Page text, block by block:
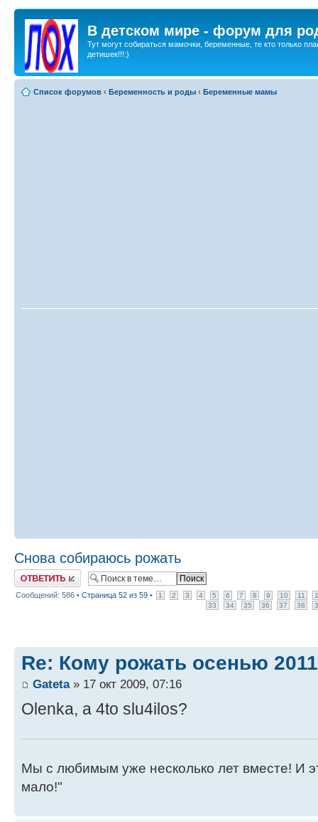
В детском мире - форум для
Тут могут собираться мамочки, беременные, те кто только
детишек!!!:)
Список форумов ‹ Беременность и роды ‹ Беременные мамы
Снова собираюсь рожать
Ответить
Сообщений: 586 • Страница 52 из 59 • 1 2 3 4 5 6 7 8 9 10 11
33
34 35 36 37 38
Re: Кому рожать осенью
Gateta» 17 окт 2009, 07:16
Olenka, a 4to slu4ilos?
Мы с любимым уже несколько лет вместе! И
мало!"